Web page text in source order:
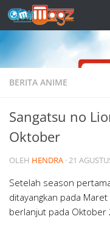
Skip to content
BERITA ANIME
Sangatsu no
Oktober
OLEH HENDRA ·21
Setelah season
ditayangkan pada
berlanjut pada Oktober